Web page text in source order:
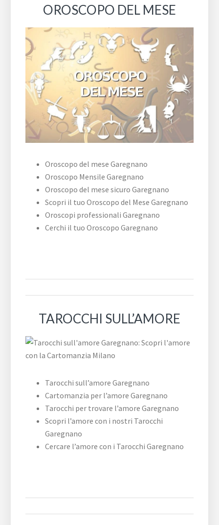
OROSCOPO DEL MESE
Oroscopo del mese Garegnano
Oroscopo Mensile Garegnano
Oroscopo del mese sicuro Garegnano
Scopri il tuo Oroscopo del Mese Garegnano
Oroscopi professionali Garegnano
Cerchi il tuo Oroscopo Garegnano
TAROCCHI SULL’AMORE
Tarocchi sull’amore Garegnano
Cartomanzia per l’amore Garegnano
Tarocchi per trovare l’amore Garegnano
Scopri l’amore con i nostri Tarocchi
Garegnano
Cercare l’amore con i Tarocchi Garegnano